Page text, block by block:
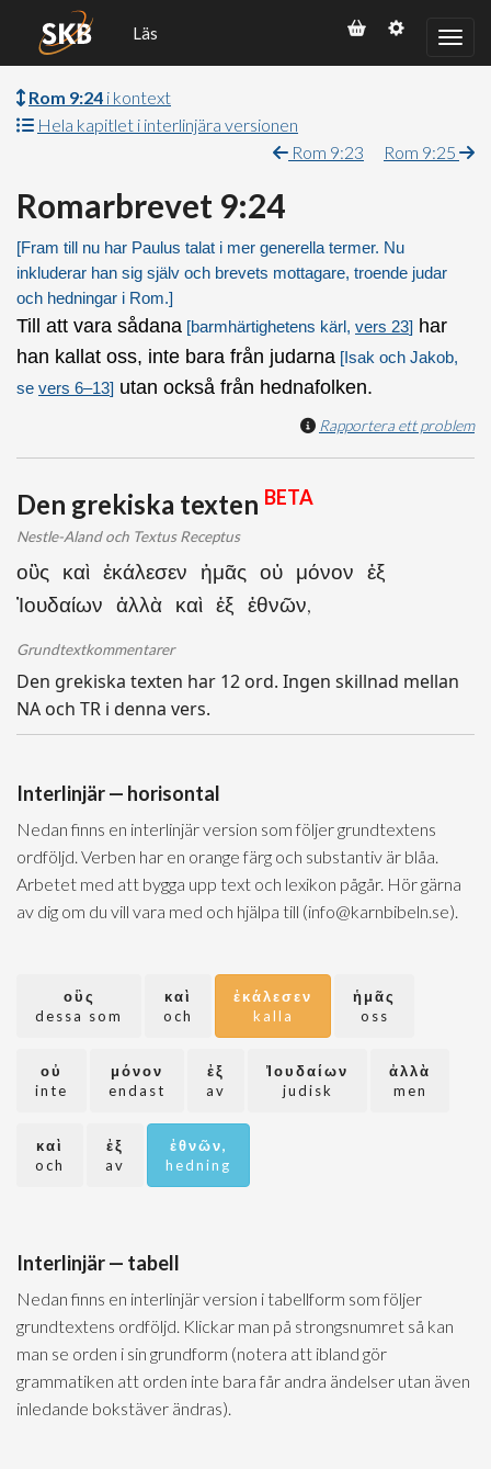
Läs
Rom 9:24 i kontext
Hela kapitlet i interlinjära versionen
Rom 9:23
Rom 9:25
Romarbrevet 9:24
[Fram till nu har Paulus talat i mer generella termer. Nu
inkluderar han sig själv och brevets mottagare, troende judar
och hedningar i Rom.]
Till att vara sådana [barmhärtighetens kärl, vers 23] har
han kallat oss, inte bara från judarna [Isak och Jakob,
se vers 6–13] utan också från hednafolken.
Rapportera ett problem
Den grekiska texten BETA
Nestle-Aland och Textus Receptus
οὓς καὶ ἐκάλεσεν ἡμᾶς οὐ μόνον ἐξ
Ἰουδαίων ἀλλὰ καὶ ἐξ ἐθνῶν,
Grundtextkommentarer
Den grekiska texten har 12 ord. Ingen skillnad mellan
NA och TR i denna vers.
Interlinjär — horisontal
Nedan finns en interlinjär version som följer grundtextens
ordföljd. Verben har en orange färg och substantiv är blåa.
Arbetet med att bygga upp text och lexikon pågår. Hör gärna
av dig om du vill vara med och hjälpa till (info@karnbibeln.se).
οὓς
dessa som
καὶ
och
ἐκάλεσεν
kalla
ἡμᾶς
oss
οὐ
inte
μόνον
endast
ἐξ
av
Ἰουδαίων
judisk
ἀλλὰ
men
καὶ
och
ἐξ
av
ἐθνῶν,
hedning
Interlinjär — tabell
Nedan finns en interlinjär version i tabellform som följer
grundtextens ordföljd. Klickar man på strongsnumret så kan
man se orden i sin grundform (notera att ibland gör
grammatiken att orden inte bara får andra ändelser utan även
inledande bokstäver ändras).